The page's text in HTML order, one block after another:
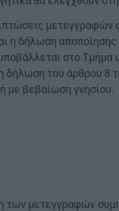
η δήλωση
στο Τμήμα
δήλωση του άρθρου 8
με βεβαίωση γνησίου.
των μετεγγραφών